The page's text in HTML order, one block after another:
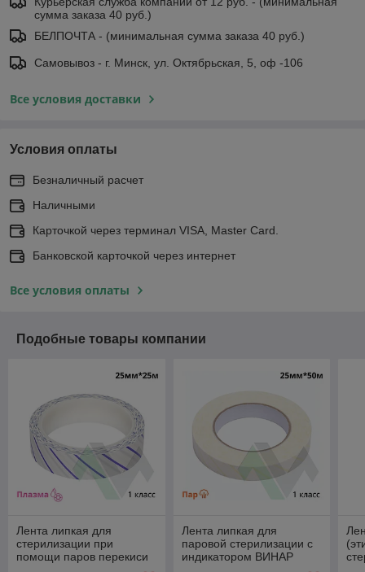
сумма заказа 40 руб.)
БЕЛПОЧТА - (минимальная сумма заказа 40 руб.)
Самовывоз - г. Минск, ул. Октябрьская, 5, оф -106
Все условия доставки
Условия оплаты
Безналичный расчет
Наличными
Карточкой через терминал VISA, Master Card.
Банковской карточкой через интернет
Все условия оплаты
Подобные товары компании
Лента липкая для
стерилизации при
помощи паров перекиси
Лента липкая для
паровой стерилизации с
индикатором ВИНАР